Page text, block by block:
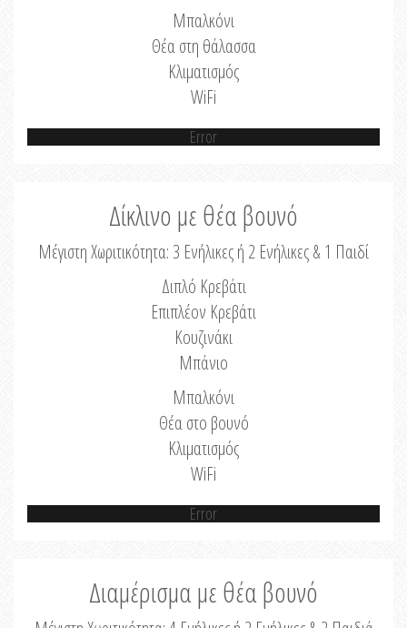
Μπαλκόνι
Θέα στη θάλασσα
Κλιματισμός
WiFi
Error
Δίκλινο με θέα βουνό
Μέγιστη Χωριτικότητα: 3 Ενήλικες ή 2 Ενήλικες & 1 Παιδί
Διπλό Κρεβάτι
Επιπλέον Κρεβάτι
Κουζινάκι
Μπάνιο
Μπαλκόνι
Θέα στο βουνό
Κλιματισμός
WiFi
Error
Διαμέρισμα με θέα βουνό